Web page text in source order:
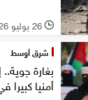
l 26 يوليو 2026
شرق أوسط
بغارة
أمنيا كبيرا